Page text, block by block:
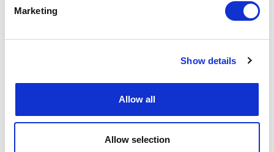
Marketing
Show details
Allow all
Allow selection